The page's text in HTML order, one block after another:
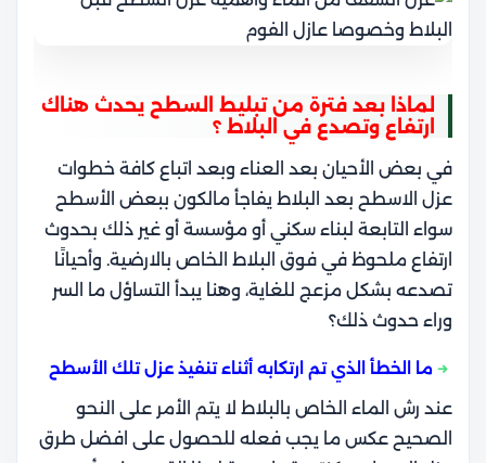
لماذا بعد فترة من تبليط السطح يحدث هناك
ارتفاع وتصدع في البلاط ؟
في بعض الأحيان بعد العناء وبعد اتباع كافة خطوات
عزل الاسطح بعد البلاط يفاجأ مالكون ببعض الأسطح
سواء التابعة لبناء سكني أو مؤسسة أو غير ذلك بحدوث
ارتفاع ملحوظ في فوق البلاط الخاص بالارضية. وأحيانًا
تصدعه بشكل مزعج للغاية، وهنا يبدأ التساؤل ما السر
وراء حدوث ذلك؟
ما الخطأ الذي تم ارتكابه أثناء تنفيذ عزل تلك الأسطح
عند رش الماء الخاص بالبلاط لا يتم الأمر على النحو
الصحيح عكس ما يجب فعله للحصول على افضل طرق